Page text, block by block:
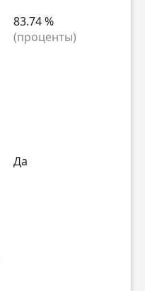
83.74 %
(проценты)
Да